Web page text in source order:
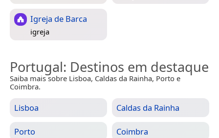
Igreja de Barca
igreja
Portugal: Destinos em destaque
Saiba mais sobre Lisboa, Caldas da Rainha, Porto e
Coimbra.
Lisboa Caldas da Rainha
Porto Coimbra